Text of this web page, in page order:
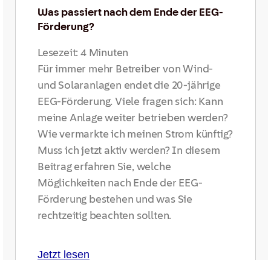
Was passiert nach dem Ende der EEG-
Förderung?
Lesezeit: 4 Minuten
Für immer mehr Betreiber von Wind-
und Solaranlagen endet die 20-jährige
EEG-Förderung. Viele fragen sich: Kann
meine Anlage weiter betrieben werden?
Wie vermarkte ich meinen Strom künftig?
Muss ich jetzt aktiv werden? In diesem
Beitrag erfahren Sie, welche
Möglichkeiten nach Ende der EEG-
Förderung bestehen und was Sie
rechtzeitig beachten sollten.
Jetzt lesen